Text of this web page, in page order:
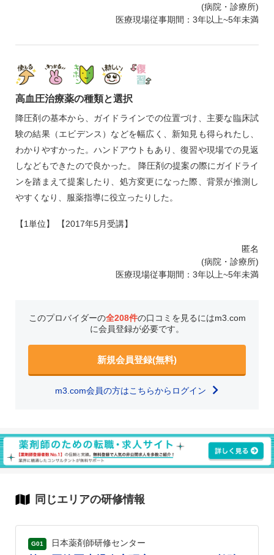
(病院・診療所)
医療現場従事期間：3年以上~5年未満
高血圧治療薬の種類と選択
降圧剤の基本から、ガイドラインでの位置づけ、主要な臨床試
験の結果（エビデンス）などを幅広く、新知見も得られたし、
わかりやすかった。ハンドアウトもあり、復習や現場での見返
しなどもできたので良かった。 降圧剤の提案の際にガイドライ
ンを踏まえて提案したり、処方変更になった際、背景が推測し
やすくなり、服薬指導に役立ったりした。
【1単位】 【2017年5月受講】
匿名
(病院・診療所)
医療現場従事期間：3年以上~5年未満
このプロバイダーの全208件の口コミを見るにはm3.com
に会員登録が必要です。
新規会員登録(無料)
m3.com会員の方はこちらからログイン
同じエリアの研修情報
G01 日本薬剤師研修センター